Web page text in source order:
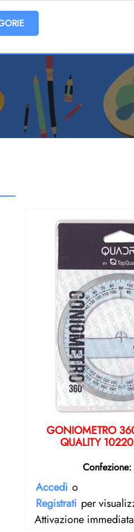
GONIOMETRO
QUALITY
Confezione:
Accedi o
Registrati per
Attivazione